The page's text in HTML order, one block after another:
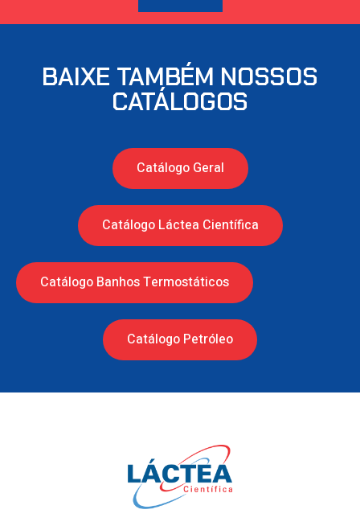
BAIXE TAMBÉM NOSSOS
CATÁLOGOS
Catálogo Geral
Catálogo Láctea Científica
Catálogo Banhos Termostáticos
Catálogo Petróleo